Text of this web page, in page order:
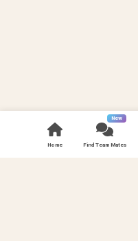
Home
New
Find Team Mates